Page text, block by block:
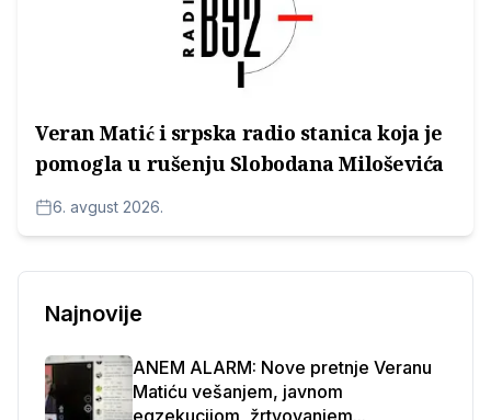
Veran Matić i srpska radio stanica koja je
pomogla u rušenju Slobodana Miloševića
6. avgust 2026.
Najnovije
ANEM ALARM: Nove pretnje Veranu
Matiću vešanjem, javnom
egzekucijom, žrtvovanjem...